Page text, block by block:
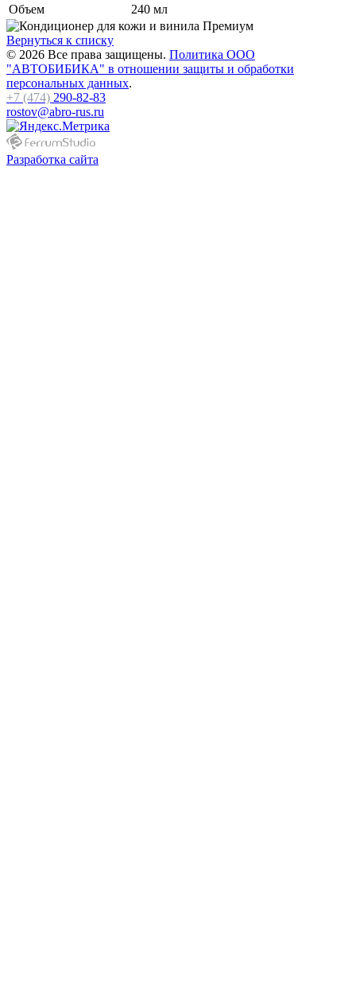
Объем 240 мл
Вернуться к списку
© 2026 Все права защищены. Политика ООО
"АВТОБИБИКА" в отношении защиты и обработки
персональных данных.
+7 (474) 290-82-83
rostov@abro-rus.ru
Разработка сайта